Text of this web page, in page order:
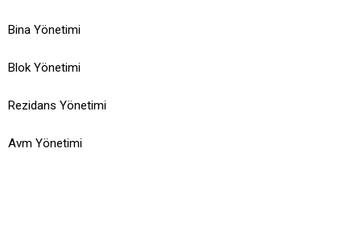
Bina Yönetimi
Blok Yönetimi
Rezidans Yönetimi
Avm Yönetimi